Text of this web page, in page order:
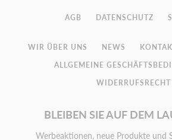
AGB DATENSCHUTZ
WIR ÜBER UNS NEWS
ALLGEMEINE
WIDERRUFSRECHT
BLEIBEN SIE AUF DEM
Werbeaktionen, neue Produkte und